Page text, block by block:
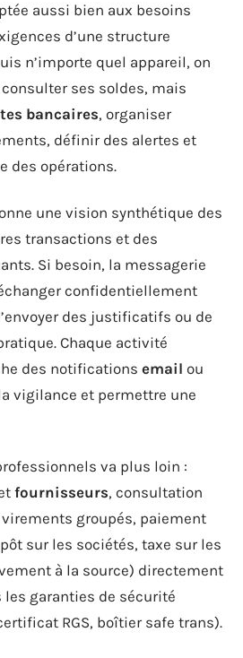
aussi bien aux besoins
d’une structure
n’importe quel appareil, on
ses soldes, mais
bancaires, organiser
définir des alertes et
des opérations.
une vision synthétique des
transactions et des
Si besoin, la messagerie
confidentiellement
des justificatifs ou de
Chaque activité
des notifications email ou
vigilance et permettre une
va plus loin :
fournisseurs, consultation
groupés, paiement
sur les sociétés, taxe sur les
à la source) directement
les garanties de sécurité
RGS, boîtier safe trans).